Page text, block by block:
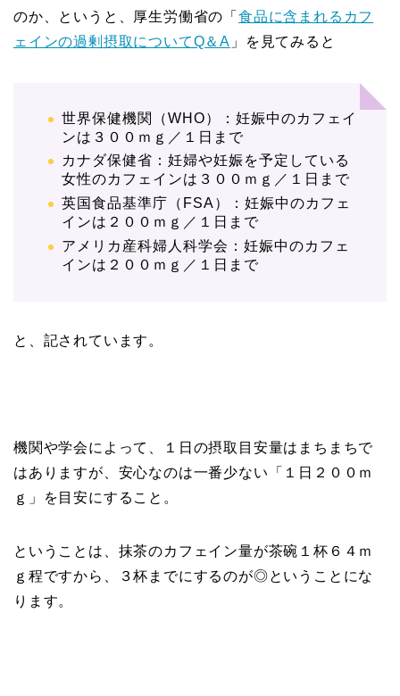
のか、というと、厚生労働省の「 食品に含まれるカフ
ェインの過剰摂取についてQ＆A 」を見てみると
世界保健機関（WHO）：妊娠中のカフェイ
ンは３００ｍｇ／１日まで
カナダ保健省：妊婦や妊娠を予定している
女性のカフェインは３００ｍｇ／１日まで
英国食品基準庁（FSA）：妊娠中のカフェ
インは２００ｍｇ／１日まで
アメリカ産科婦人科学会：妊娠中のカフェ
インは２００ｍｇ／１日まで
と、記されています。
機関や学会によって、１日の摂取目安量はまちまちで
はありますが、安心なのは一番少ない「１日２００ｍ
ｇ」を目安にすること。
ということは、抹茶のカフェイン量が茶碗１杯６４ｍ
ｇ程ですから、３杯までにするのが◎ということにな
ります。